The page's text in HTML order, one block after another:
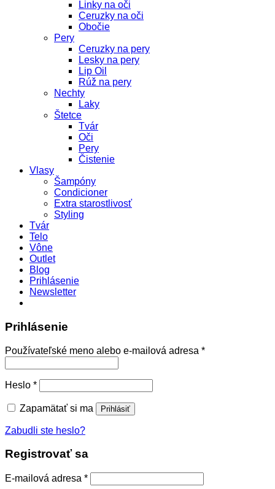
Linky na oči
Ceruzky na oči
Obočie
Pery
Ceruzky na pery
Lesky na pery
Lip Oil
Rúž na pery
Nechty
Laky
Štetce
Tvár
Oči
Pery
Čistenie
Vlasy
Šampóny
Condicioner
Extra starostlivosť
Styling
Tvár
Telo
Vône
Outlet
Blog
Prihlásenie
Newsletter
Prihlásenie
Používateľské meno alebo e-mailová adresa *Povinné
Heslo *Povinné
Zapamätať si ma Prihlásiť
Zabudli ste heslo?
Registrovať sa
E-mailová adresa *Povinné